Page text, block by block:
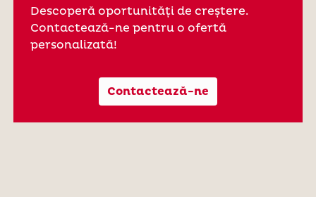
Descoperă oportunități de creștere.
Contactează-ne pentru o ofertă
personalizată!
Contactează-ne